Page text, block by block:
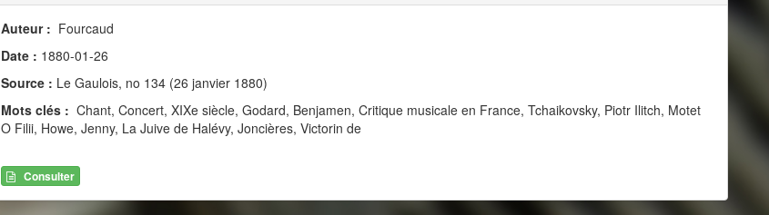
Auteur : Fourcaud
Date : 1880-01-26
Source : Le Gaulois, no 134 (26 janvier 1880)
Mots clés : Chant, Concert, XIXe siècle, Godard, Benjamen, Critique musicale en France, Tchaikovsky, Piotr Ilitch, Motet
O Filii, Howe, Jenny, La Juive de Halévy, Joncières, Victorin de
Consulter